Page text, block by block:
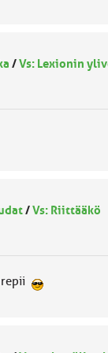
/Vs: Lexionin
/Vs: Riittääkö